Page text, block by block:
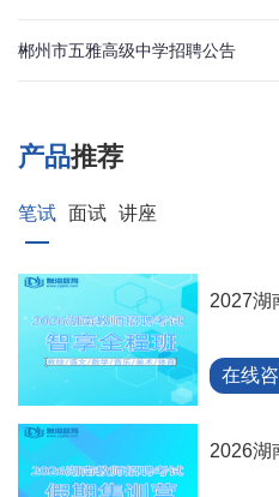
郴州市五雅高级中学招聘公告
产品推荐
笔试 面试 讲座
2027湖
在线
2026湖